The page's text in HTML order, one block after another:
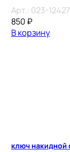
Арт.: 023-12427
850 ₽
В корзину